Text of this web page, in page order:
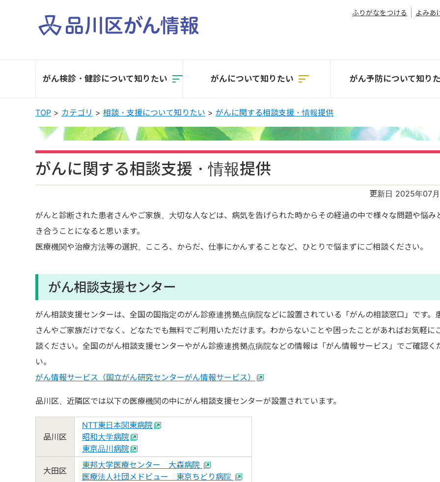
動
ふりがなをつける よみあ
がん検診・健診について知りたい がんについて知りたい がん予防について知り
TOP カテゴリ 相談・支援について知りたい がんに関する相談支援・情報提供
がんに関する相談支援・情報提供
更新日 2025年07
がんと診断された患者さんやご家族、大切な人などは、病気を告げられた時からその経過の中で様々な問題や悩み
き合うことになると思います。
医療機関や治療方法等の選択、こころ、からだ、仕事にかんすることなど、ひとりで悩まずにご相談ください。
がん相談支援センター
がん相談支援センターは、全国の国指定のがん診療連携拠点病院などに設置されている「がんの相談窓口」です。
さんやご家族だけでなく、どなたでも無料でご利用いただけます。わからないことや困ったことがあればお気軽に
談ください。全国のがん相談支援センターやがん診療連携拠点病院などの情報は「がん情報サービス」でご確認く
い。
がん情報サービス（国立がん研究センターがん情報サービス）
品川区、近隣区では以下の医療機関の中にがん相談支援センターが設置されています。
品川区
NTT東日本関東病院
昭和大学病院
東京品川病院
大田区
東邦大学医療センター 大森病院
医療法人社団メドビュー 東京ちどり病院